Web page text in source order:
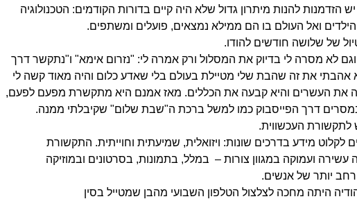
הזדמנות להנות מיתרון גדול שלא היה קיים בדורות הקודמים: הטכנולוגיה
ואל העולם בו הם ממילא נמצאים, פועלים ומשתפים.
של שלושה חודשים להודו.
וגם לא מסרה לי בדיוק את המסלול ורק אמרה לי: "נזרום אימא" ו"נתקשר דרך
אהבתי את זה שהבת שלי מטיילת בעולם בלי שאדע כלום והיה מאוד קשה לי
את העשרים והיא קבעה את הכללים. מאז אמנם היא מתקשרת מפעם לפעם,
דרך הפייסבוק כמו למשל ברכת ה"שבת שלום" שקיבלתי ממנה.
לתקשורת העכשווית.
לקלוט מידע בדרכים שונות: ויזואלית, שמיעתית וחוייתית. התקשורת
עשירה ועמוקה במגוון צורות – במלל, בתמונות, בסרטונים ובמוזיקה
יותר של אנשים.
היתה מחכה לצלצול הטלפון השבועי מהבן שמטייל בסין